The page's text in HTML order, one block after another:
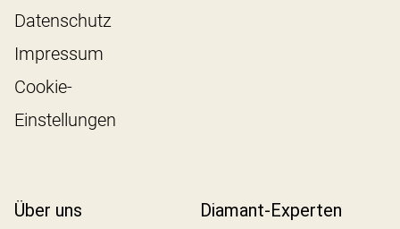
Datenschutz
Impressum
Cookie-
Einstellungen
Über uns Diamant-Experten